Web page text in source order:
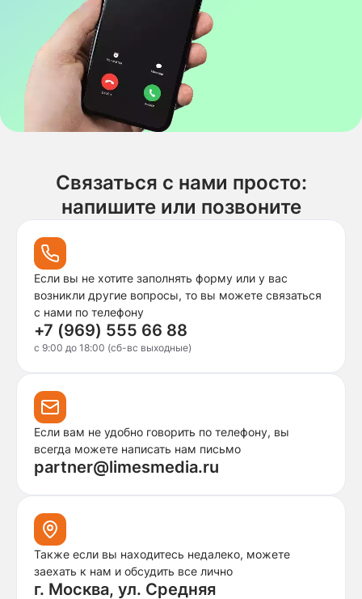
Связаться с нами просто:
напишите или позвоните
Если вы не хотите заполнять форму или у вас
возникли другие вопросы, то вы можете связаться
с нами по телефону
+7 (969) 555 66 88
c 9:00 до 18:00 (сб-вс выходные)
Если вам не удобно говорить по телефону, вы
всегда можете написать нам письмо
partner@limesmedia.ru
Также если вы находитесь недалеко, можете
заехать к нам и обсудить все лично
г. Москва, ул. Средняя